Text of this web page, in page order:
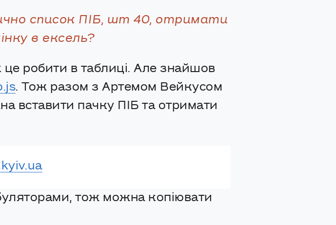
список ПІБ, шт 40, отримати
в ексель?
робити в таблиці. Але знайшов
. Тож разом з Артемом Вейкусом
вставити пачку ПІБ та отримати
тож можна копіювати